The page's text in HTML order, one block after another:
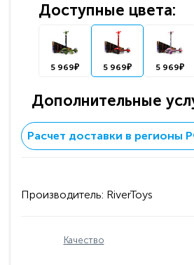
Доступные цвета:
5 969₽ 5 969₽ 5 969₽
Дополнительные
Расчет доставки в регионы
Производитель: RiverToys
Качество